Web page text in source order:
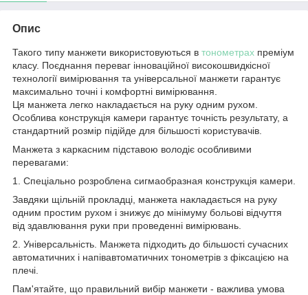
Опис
Такого типу манжети використовуються в тонометрах преміум
класу. Поєднання переваг інноваційної високошвидкісної
технології вимірювання та універсальної манжети гарантує
максимально точні і комфортні вимірювання.
Ця манжета легко накладається на руку одним рухом.
Особлива конструкція камери гарантує точність результату, а
стандартний розмір підійде для більшості користувачів.
Манжета з каркасним підставою володіє особливими
перевагами:
1. Спеціально розроблена сигмаобразная конструкція камери.
Завдяки щільній прокладці, манжета накладається на руку
одним простим рухом і знижує до мінімуму больові відчуття
від здавлювання руки при проведенні вимірювань.
2. Універсальність. Манжета підходить до більшості сучасних
автоматичних і напівавтоматичних тонометрів з фіксацією на
плечі.
Пам'ятайте, що правильний вибір манжети - важлива умова